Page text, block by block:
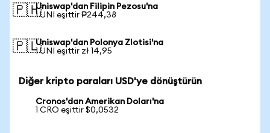
🇵🇭Uniswap'dan Filipin Pezosu'na
1 UNI eşittir ₱244,38
🇵🇱Uniswap'dan Polonya Zlotisi'na
1 UNI eşittir zł 14,95
Diğer kripto paraları USD'ye dönüştürün
Cronos'dan Amerikan Doları'na
1 CRO eşittir $0,0532